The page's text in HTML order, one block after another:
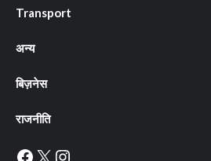
Transport
अन्य
बिज़नेस
राजनीति
Facebook
X Instagram